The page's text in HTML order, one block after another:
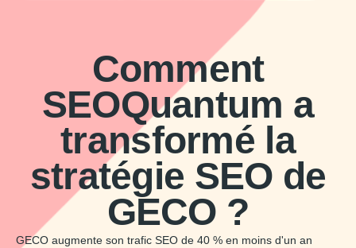
Comment
SEOQuantum a
transformé la
stratégie SEO de
GECO ?
GECO augmente son trafic SEO de 40 % en moins d'un an